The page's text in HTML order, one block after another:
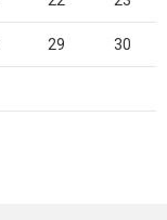
29 30